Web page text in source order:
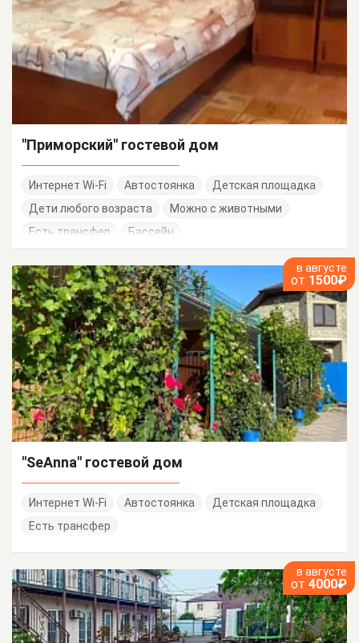
"Приморский" гостевой дом
Интернет Wi-Fi Автостоянка
Детская площадка
Дети любого возраста
Можно с животными
Есть трансфер
Бассейн
в августе
от 1500₽
"SeAnna" гостевой дом
Интернет Wi-Fi Автостоянка
Детская площадка
Есть трансфер
в августе
от 4000₽